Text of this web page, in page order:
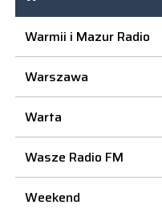
Warmii i Mazur Radio
Warszawa
Warta
Wasze Radio FM
Weekend